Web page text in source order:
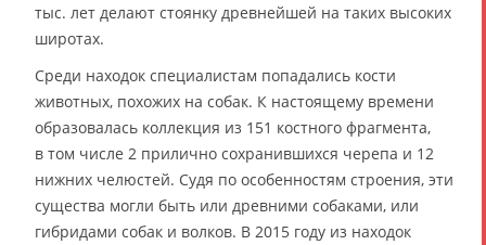
тыс. лет делают стоянку древнейшей на таких высоких
широтах.
Среди находок специалистам попадались кости
животных, похожих на собак. К настоящему времени
образовалась коллекция из 151 костного фрагмента,
в том числе 2 прилично сохранившихся черепа и 12
нижних челюстей. Судя по особенностям строения, эти
существа могли быть или древними собаками, или
гибридами собак и волков. В 2015 году из находок